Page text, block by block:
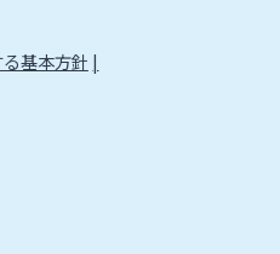
基本方針